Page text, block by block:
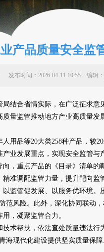
产品质量安全监
发布时间：2026-04-11 10:55 编
合省情实际，在广泛征求意
量监管推动地方产业高质量
品等20大类258种产品，较
业发展重点，实现安全监管与
重点产品的《目录》清单的
准调配监管力量，提升靶向
监管促发展、以服务优环境。
风险。此外，深化协同联动
，凝聚监管合力。
帮扶，依法查处质量违法行为
海现代化建设提供坚实质量保障